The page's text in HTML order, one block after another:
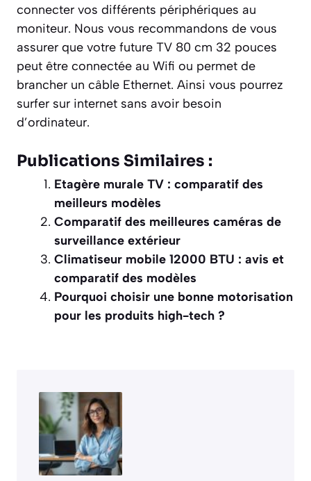
connecter vos différents périphériques au
moniteur. Nous vous recommandons de vous
assurer que votre future TV 80 cm 32 pouces
peut être connectée au Wifi ou permet de
brancher un câble Ethernet. Ainsi vous pourrez
surfer sur internet sans avoir besoin
d’ordinateur.
Publications Similaires :
Etagère murale TV : comparatif des
meilleurs modèles
Comparatif des meilleures caméras de
surveillance extérieur
Climatiseur mobile 12000 BTU : avis et
comparatif des modèles
Pourquoi choisir une bonne motorisation
pour les produits high-tech ?